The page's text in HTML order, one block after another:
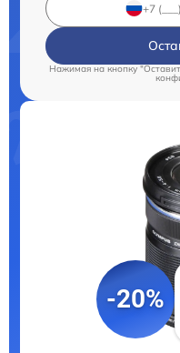
Нажимая на кнопку
-20%